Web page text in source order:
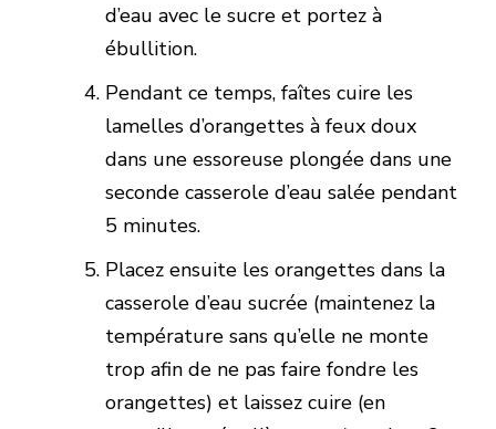
d’eau avec le sucre et portez à
ébullition.
Pendant ce temps, faîtes cuire les
lamelles d’orangettes à feux doux
dans une essoreuse plongée dans une
seconde casserole d’eau salée pendant
5 minutes.
Placez ensuite les orangettes dans la
casserole d’eau sucrée (maintenez la
température sans qu’elle ne monte
trop afin de ne pas faire fondre les
orangettes) et laissez cuire (en